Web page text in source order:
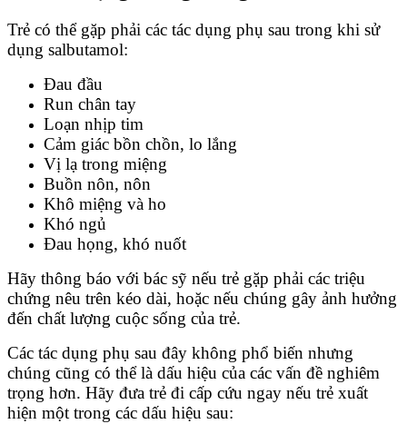
Trẻ có thể gặp phải các tác dụng phụ sau trong khi sử
dụng salbutamol:
Đau đầu
Run chân tay
Loạn nhịp tim
Cảm giác bồn chồn, lo lắng
Vị lạ trong miệng
Buồn nôn, nôn
Khô miệng và ho
Khó ngủ
Đau họng, khó nuốt
Hãy thông báo với bác sỹ nếu trẻ gặp phải các triệu
chứng nêu trên kéo dài, hoặc nếu chúng gây ảnh hưởng
đến chất lượng cuộc sống của trẻ.
Các tác dụng phụ sau đây không phổ biến nhưng
chúng cũng có thể là dấu hiệu của các vấn đề nghiêm
trọng hơn. Hãy đưa trẻ đi cấp cứu ngay nếu trẻ xuất
hiện một trong các dấu hiệu sau: